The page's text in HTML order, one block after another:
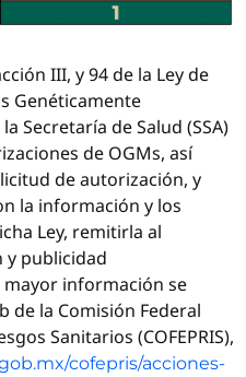
III, y 94 de la Ley de
Genéticamente
Secretaría de Salud (SSA)
de OGMs, así
de autorización, y
la información y los
Ley, remitirla al
y publicidad
mayor información se
de la Comisión Federal
Sanitarios (COFEPRIS),
cofepris/acciones-